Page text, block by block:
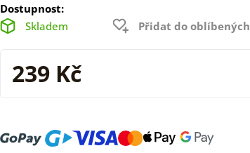
Dostupnost:
Skladem
Přidat do oblíbených
239 Kč